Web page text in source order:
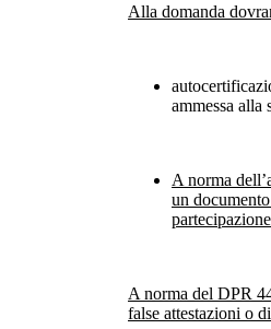
Alla domanda
ammessa alla
A norma
un
A norma del DPR
false attestazioni o